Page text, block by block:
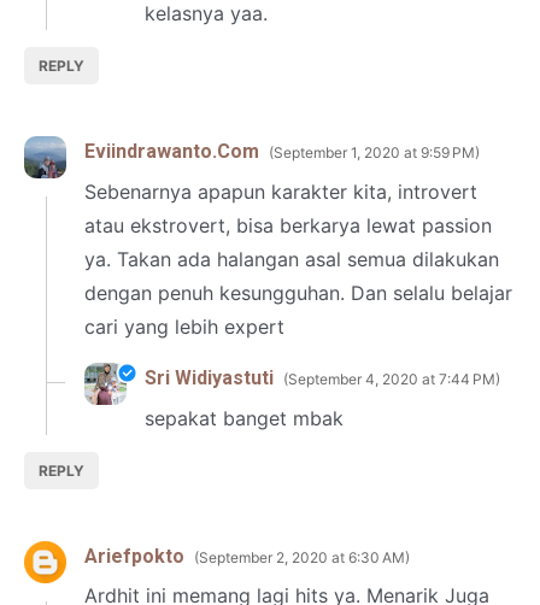
REPLY
kelasnya yaa.
Eviindrawanto.Com September 1, 2020 at 9:59 PM
Sebenarnya apapun karakter kita, introvert
atau ekstrovert, bisa berkarya lewat passion
ya. Takan ada halangan asal semua dilakukan
dengan penuh kesungguhan. Dan selalu belajar
cari yang lebih expert
REPLY
Sri Widiyastuti September 4, 2020 at 7:44 PM
sepakat banget mbak
Ariefpokto September 2, 2020 at 6:30 AM
Ardhit ini memang lagi hits ya. Menarik Juga